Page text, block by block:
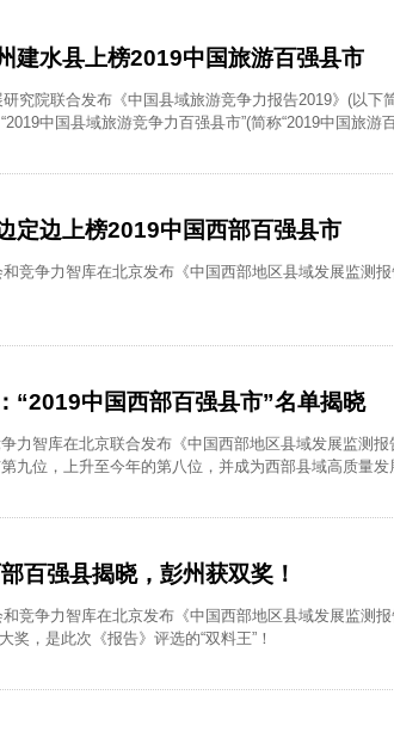
建水县上榜2019中国旅游百强县市
究院联合发布《中国县域旅游竞争力报告2019》(以
中国县域旅游竞争力百强县市”(简称“2019中国旅
定边上榜2019中国西部百强县市
竞争力智库在北京发布《中国西部地区县域发展监测
“2019中国西部百强县市”名单揭晓
力智库在北京联合发布《中国西部地区县域发展监测
九位，上升至今年的第八位，并成为西部县域高质量发
百强县揭晓，彭州获双奖！
竞争力智库在北京发布《中国西部地区县域发展监测
，是此次《报告》评选的“双料王”！